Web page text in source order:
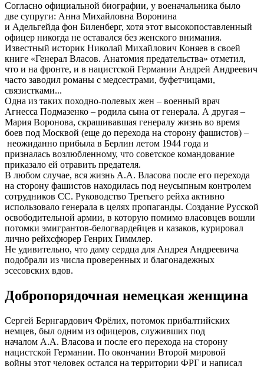
Согласно официальной биографии, у военачальника было
две супруги: Анна Михайловна Воронина
и Адельгейда фон Биленберг, хотя этот высокопоставленный
офицер никогда не оставался без женского внимания.
Известный историк Николай Михайлович Коняев в своей
книге «Генерал Власов. Анатомия предательства» отметил,
что и на фронте, и в нацистской Германии Андрей Андреевич
часто заводил романы с медсестрами, буфетчицами,
связистками...
Одна из таких походно-полевых жен – военный врач
Агнесса Подмазенко – родила сына от генерала. А другая –
Мария Воронова, скрашивавшая генералу жизнь во время
боев под Москвой (еще до перехода на сторону фашистов) –
неожиданно прибыла в Берлин летом 1944 года и
призналась возлюбленному, что советское командование
приказало ей отравить предателя.
В любом случае, вся жизнь А.А. Власова после его перехода
на сторону фашистов находилась под неусыпным контролем
сотрудников СС. Руководство Третьего рейха активно
использовало генерала в целях пропаганды. Создание Русской
освободительной армии, в которую помимо власовцев вошли
потомки эмигрантов-белогвардейцев и казаков, курировал
лично рейхсфюрер Генрих Гиммлер.
Не удивительно, что даму сердца для Андрея Андреевича
подобрали из числа проверенных и благонадежных
эсесовских вдов.
Добропорядочная немецкая женщина
Сергей Бернгардович Фрёлих, потомок прибалтийских
немцев, был одним из офицеров, служивших под
началом А.А. Власова и после его перехода на сторону
нацистской Германии. По окончании Второй мировой
войны этот человек остался на территории ФРГ и написал